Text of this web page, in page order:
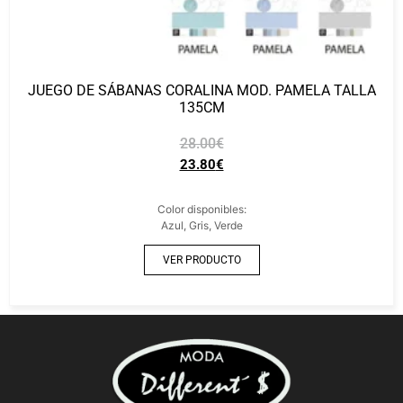
JUEGO DE SÁBANAS CORALINA MOD. PAMELA TALLA
135CM
28.00€
23.80€
Color disponibles:
Azul, Gris, Verde
VER PRODUCTO